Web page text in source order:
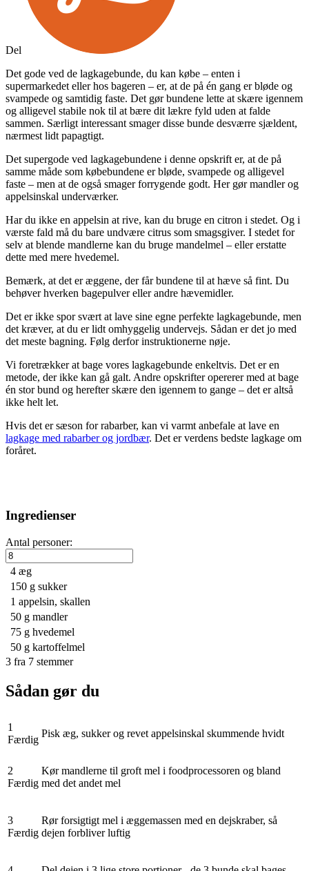
Del
Det gode ved de lagkagebunde, du kan købe – enten i
supermarkedet eller hos bageren – er, at de på én gang er bløde og
svampede og samtidig faste. Det gør bundene lette at skære igennem
og alligevel stabile nok til at bære dit lækre fyld uden at falde
sammen. Særligt interessant smager disse bunde desværre sjældent,
nærmest lidt papagtigt.
Det supergode ved lagkagebundene i denne opskrift er, at de på
samme måde som købebundene er bløde, svampede og alligevel
faste – men at de også smager forrygende godt. Her gør mandler og
appelsinskal underværker.
Har du ikke en appelsin at rive, kan du bruge en citron i stedet. Og i
værste fald må du bare undvære citrus som smagsgiver. I stedet for
selv at blende mandlerne kan du bruge mandelmel – eller erstatte
dette med mere hvedemel.
Bemærk, at det er æggene, der får bundene til at hæve så fint. Du
behøver hverken bagepulver eller andre hævemidler.
Det er ikke spor svært at lave sine egne perfekte lagkagebunde, men
det kræver, at du er lidt omhyggelig undervejs. Sådan er det jo med
det meste bagning. Følg derfor instruktionerne nøje.
Vi foretrækker at bage vores lagkagebunde enkeltvis. Det er en
metode, der ikke kan gå galt. Andre opskrifter opererer med at bage
én stor bund og herefter skære den igennem to gange – det er altså
ikke helt let.
Hvis det er sæson for rabarber, kan vi varmt anbefale at lave en
lagkage med rabarber og jordbær. Det er verdens bedste lagkage om
foråret.
Ingredienser
Antal personer:
4 æg
150 g sukker
1 appelsin, skallen
50 g mandler
75 g hvedemel
50 g kartoffelmel
3 fra 7 stemmer
Sådan gør du
1
Færdig
Pisk æg, sukker og revet appelsinskal skummende hvidt
2
Færdig
Kør mandlerne til groft mel i foodprocessoren og bland
med det andet mel
3
Færdig
Rør forsigtigt mel i æggemassen med en dejskraber, så
dejen forbliver luftig